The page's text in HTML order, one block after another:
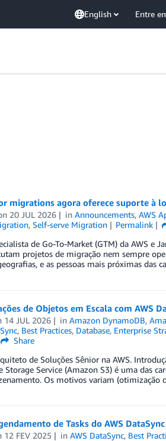
English Entre
migrations agora oferece suporte à
20 JUL 2026 inAnnouncements,AWS
, Self-serve Migration Permalink
de Go-To-Market (GTM) da AWS e
projetos de migração nem sempre
e as pessoas mais próximas
de Objetos em Escala com AWS
14 JUL 2026 inAmazon DynamoDB,
, Best Practices, Database, Enterprise
Share
de Soluções Sênior na AWS.
Storage Service (Amazon S3) é uma das
Os motivos variam
de Tasks do AWS
12 FEV 2025 inAWS DataSync, Best